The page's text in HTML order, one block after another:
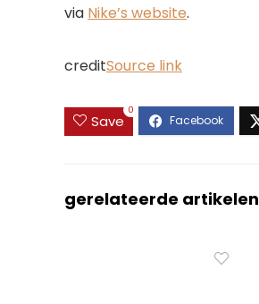
via Nike’s website.
creditSource link
Save
0
gerelateerde artikelen